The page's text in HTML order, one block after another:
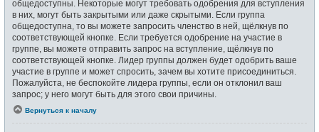
общедоступны. Некоторые могут требовать одобрения для вступления
в них, могут быть закрытыми или даже скрытыми. Если группа
общедоступна, то вы можете запросить членство в ней, щёлкнув по
соответствующей кнопке. Если требуется одобрение на участие в
группе, вы можете отправить запрос на вступление, щёлкнув по
соответствующей кнопке. Лидер группы должен будет одобрить ваше
участие в группе и может спросить, зачем вы хотите присоединиться.
Пожалуйста, не беспокойте лидера группы, если он отклонил ваш
запрос; у него могут быть для этого свои причины.
Вернуться к началу